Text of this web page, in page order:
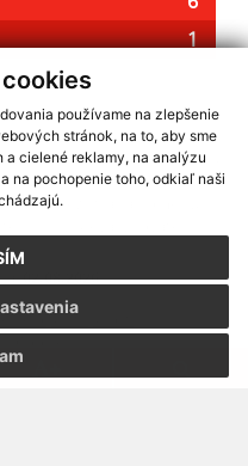
používame na zlepšenie
stránok, na to, aby sme
cielené reklamy, na analýzu
na pochopenie toho, odkiaľ naši
informácií s využitím RSS
2,Mapa stránok,web portál
,registrácia domény
02.08.2026
o prístupnosti